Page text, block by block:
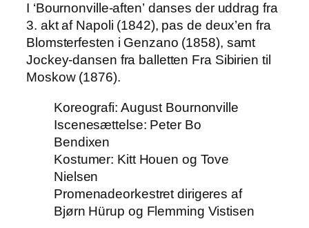
I ‘Bournonville-aften’ danses der uddrag fra
3. akt af Napoli (1842), pas de deux’en fra
Blomsterfesten i Genzano (1858), samt
Jockey-dansen fra balletten Fra Sibirien til
Moskow (1876).
Koreografi: August Bournonville
Iscenesættelse: Peter Bo
Bendixen
Kostumer: Kitt Houen og Tove
Nielsen
Promenadeorkestret dirigeres af
Bjørn Hürup og Flemming Vistisen